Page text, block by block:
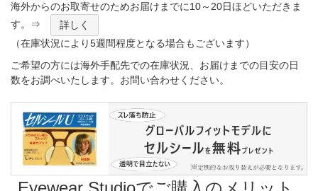
海外からのお取寄せのためお届けまでに10～20日ほどいただきま
す。⇒
詳しく
（在庫状況により5週間程度となる場合もございます）
ご希望の方には海外手配先での在庫状況、お届けまでの目安の日
数をお調べいたします。お問い合わせください。